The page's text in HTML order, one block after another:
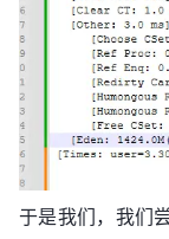
于是我们，我们